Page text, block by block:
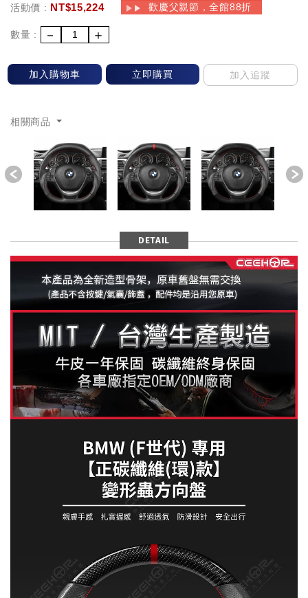
活動價 : NT$15,224 歡慶父親節，全館88折
數量 : － ＋
加入購物車 立即購買 加入追蹤
相關商品
Previous
DETAIL